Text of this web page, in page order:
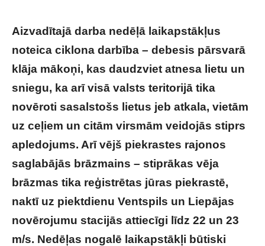
Aizvadītajā darba nedēļā laikapstākļus
noteica ciklona darbība – debesis pārsvarā
klāja mākoņi, kas daudzviet atnesa lietu un
sniegu, ka arī visā valsts teritorijā tika
novēroti sasalstošs lietus jeb atkala, vietām
uz ceļiem un citām virsmām veidojās stiprs
apledojums. Arī vējš piekrastes rajonos
saglabājās brāzmains – stiprākas vēja
brāzmas tika reģistrētas jūras piekrastē,
naktī uz piektdienu Ventspils un Liepājas
novērojumu stacijās attiecīgi līdz 22 un 23
m/s. Nedēļas nogalē laikapstākļi būtiski